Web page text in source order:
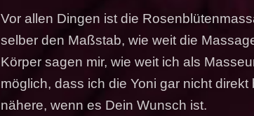
Vor allen Dingen ist die
selber den Maßstab, wie weit die
Körper sagen mir, wie weit ich als
möglich, dass ich die Yoni gar nicht
nähere, wenn es Dein Wunsch ist.